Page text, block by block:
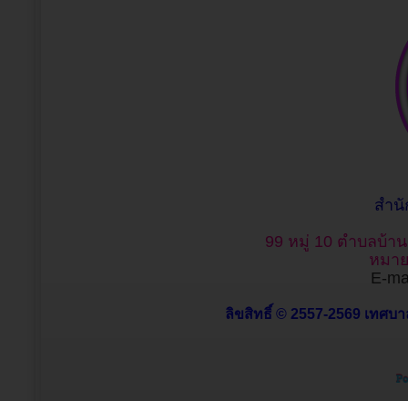
สำนั
99 หมู่ 10 ตำบลบ้า
หมา
E-
ลิขสิทธิ์ © 2557-2569 เทศบ